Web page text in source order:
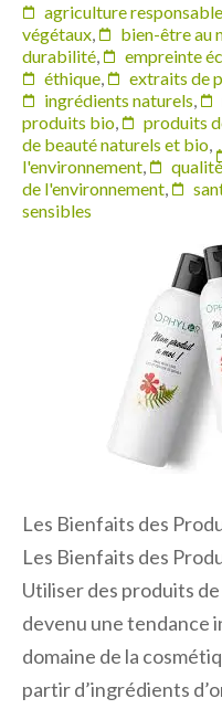
agriculture responsable
végétaux, bien-être au
durabilité, empreinte
éthique, extraits de
ingrédients naturels,
produits bio, produits
de beauté naturels et bio,
l'environnement,
de l'environnement,
sensibles
Les Bienfaits des
Les Bienfaits des
Utiliser des produits
devenu une tendance
domaine de la
partir d’ingrédients